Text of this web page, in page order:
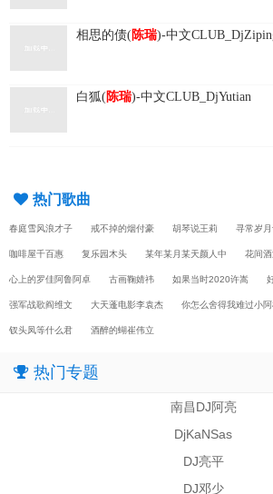
相思的债(陈瑞)-中文
白狐(陈瑞)-中文CLUB_DjYutian
热门歌曲
春庭雪风浪才子 戒不掉的烟付豪 胡琴说王莉 寻常岁
咖啡屋千百惠 复乐园木头 某年某月某天颜人中 花间
心上的罗佳阿鲁阿卓 古画鞠婧祎 如果当时2020许嵩
强军战歌阎维文 大天蓬电影李袁杰 你怎么舍得我难过小
钗头凤等什么君 酒醉的蝴崔伟立
热门专题
南昌DJ阿亮
DjKaNSas
DJ亮平
DJ邓少